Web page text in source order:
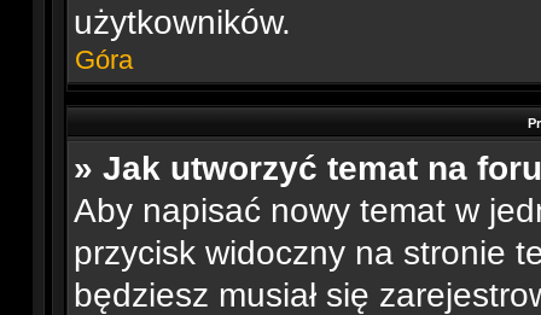
użytkowników.
Góra
» Jak utworzyć temat na
Aby napisać nowy temat w
przycisk widoczny na stronie
będziesz musiał się